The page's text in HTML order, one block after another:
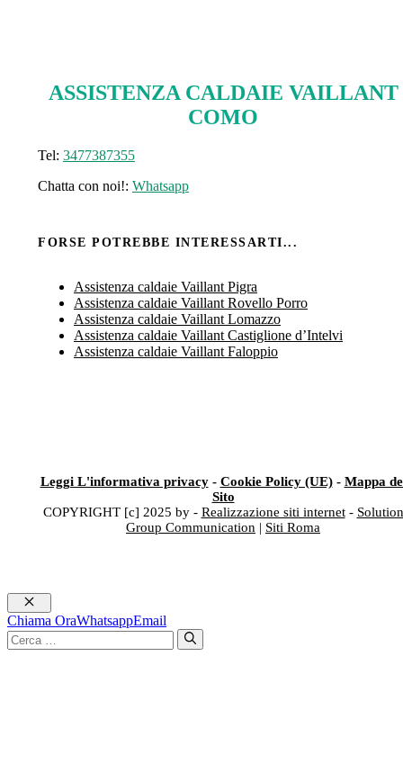
ASSISTENZA CALDAIE VAILLANT
COMO
Tel: 3477387355
Chatta con noi!: Whatsapp
FORSE POTREBBE INTERESSARTI...
Assistenza caldaie Vaillant Pigra
Assistenza caldaie Vaillant Rovello Porro
Assistenza caldaie Vaillant Lomazzo
Assistenza caldaie Vaillant Castiglione d’Intelvi
Assistenza caldaie Vaillant Faloppio
Leggi L'informativa privacy- Cookie Policy (UE)- Mappa
Sito
COPYRIGHT [c] 2025 by - Realizzazione siti internet- Solution
Group Communication | Siti Roma
Chiudi
Chiama OraWhatsappEmail
Ricerca
per: